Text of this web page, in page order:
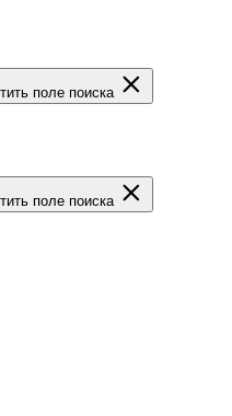
поле поиска
поле поиска